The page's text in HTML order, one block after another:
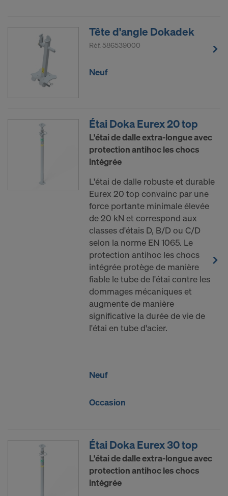
Tête d'angle Dokadek
Réf. 586539000
Neuf
Étai Doka Eurex 20 top
L'étai de dalle extra-longue avec
protection antihoc les chocs
intégrée
L'étai de dalle robuste et durable
Eurex 20 top convainc par une
force portante minimale élevée
de 20 kN et correspond aux
classes d'étais D, B/D ou C/D
selon la norme EN 1065. Le
protection antihoc les chocs
intégrée protège de manière
fiable le tube de l'étai contre les
dommages mécaniques et
augmente de manière
significative la durée de vie de
l'étai en tube d'acier.
Neuf
Occasion
Étai Doka Eurex 30 top
L'étai de dalle extra-longue avec
protection antihoc les chocs
intégrée